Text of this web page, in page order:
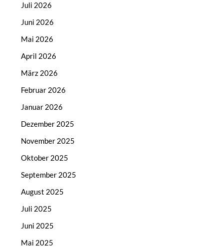
Juli 2026
Juni 2026
Mai 2026
April 2026
März 2026
Februar 2026
Januar 2026
Dezember 2025
November 2025
Oktober 2025
September 2025
August 2025
Juli 2025
Juni 2025
Mai 2025